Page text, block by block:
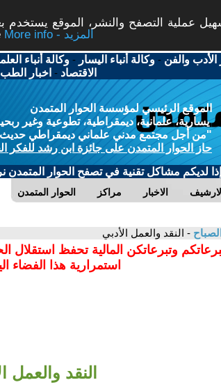
عملية التصفح والنشر، الموقع يستخدم
More info - المزيد
الأدب والفن -وكالة أنباء اليسار -وكالة أنباء
الاقتصاد - اخبار
الموقع الرئيسي لمؤسسة الحوار المتمدن
يسارية، علمانية، ديمقراطية، تطوعية وغير
"من أجل مجتمع مدني علماني ديمقراطي حديث
حاز الحوار المتمدن على جائزة ابن رشد للفكر
إذا لديكم مشاكل تقنية في تصفح الحوار المتمدن
الحوار المتمدن مراكز الاخبار
- النقد والعمل الأدبي
وتبرعاتكن المالية تحفظ استقلال
استمرارية هذا الفضاء
النقد والعمل